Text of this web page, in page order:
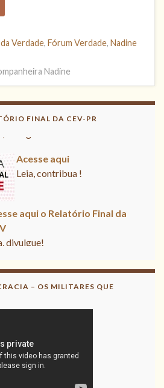
Verdade, Fórum Verdade, Nadine
Nadine
FINAL DA CEV-PR
divulgue!
Leia, contribua !
aqui o Relatório Final da
divulgue!
– OS MILITARES QUE